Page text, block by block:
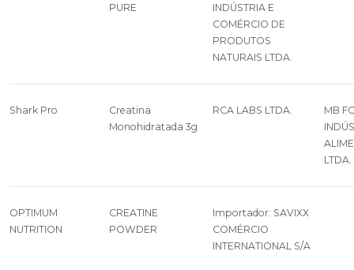
PURE
INDÚSTRIA E
COMÉRCIO DE
PRODUTOS
NATURAIS LTDA.
Shark Pro
Creatina
Monohidratada 3g
RCA LABS LTDA.
MB
LTDA.
OPTIMUM
NUTRITION
CREATINE
POWDER
Importador: SAVIXX
COMÉRCIO
INTERNATIONAL S/A